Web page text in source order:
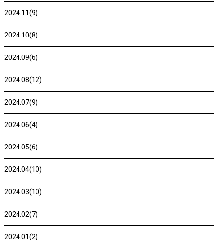
2024.11(9)
2024.10(8)
2024.09(6)
2024.08(12)
2024.07(9)
2024.06(4)
2024.05(6)
2024.04(10)
2024.03(10)
2024.02(7)
2024.01(2)